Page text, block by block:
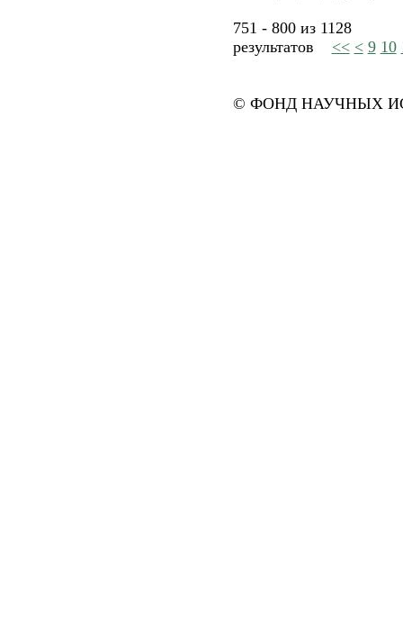
751 - 800 из 1128
результатов << < 9 10
© ФОНД НАУЧНЫХ